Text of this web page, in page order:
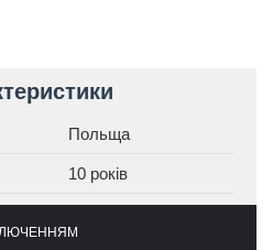
Польща
10 років